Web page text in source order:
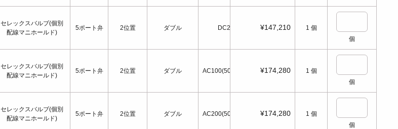
セレックスバルブ(個別
配線マニホールド)
5ポート弁 2位置 ダブル DC24
セレックスバルブ(個別
配線マニホールド)
5ポート弁 2位置 ダブル AC100(50/60Hz)
セレックスバルブ(個別
配線マニホールド)
5ポート弁 2位置 ダブル AC200(50/60Hz)
¥147,210 1 個
個
¥174,280 1 個
個
¥174,280 1 個
個